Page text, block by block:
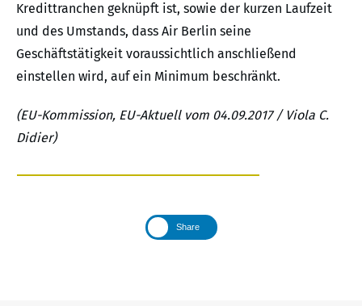
Kredittranchen geknüpft ist, sowie der kurzen Laufzeit
und des Umstands, dass Air Berlin seine
Geschäftstätigkeit voraussichtlich anschließend
einstellen wird, auf ein Minimum beschränkt.
(EU-Kommission, EU-Aktuell vom 04.09.2017 / Viola C.
Didier)
Share